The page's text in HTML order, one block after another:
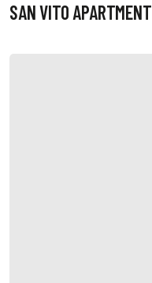
SAN VITO APARTMENT